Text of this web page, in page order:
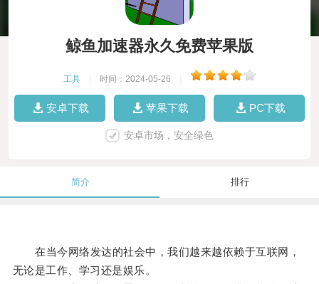
鲸鱼加速器永久免费苹果版
工具 时间：2024-05-26
安卓下载 苹果下载 PC下载
安卓市场，安全绿色
简介 排行
在当今网络发达的社会中，我们越来越依赖于互联网，
无论是工作、学习还是娱乐。